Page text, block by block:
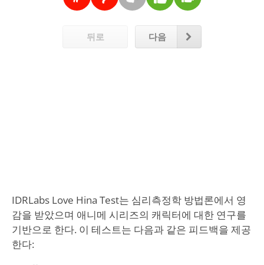
뒤로 다음
IDRLabs Love Hina Test는 심리측정학 방법론에서 영
감을 받았으며 애니메 시리즈의 캐릭터에 대한 연구를
기반으로 한다. 이 테스트는 다음과 같은 피드백을 제공
한다: